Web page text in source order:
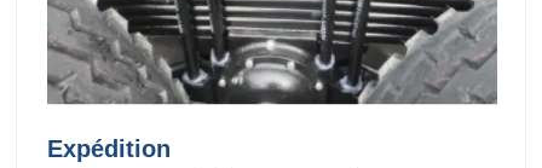
Expédition